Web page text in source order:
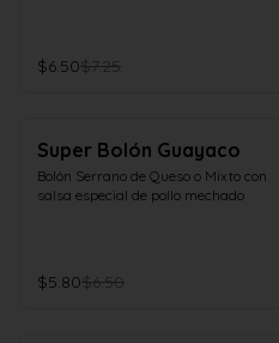
$6.50$7.25
Super Bolón Guayaco
Bolón Serrano de Queso o Mixto con
salsa especial de pollo mechado
$5.80$6.50